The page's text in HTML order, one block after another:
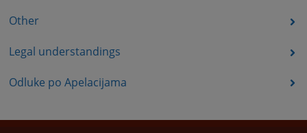
Other
Legal understandings
Odluke po Apelacijama